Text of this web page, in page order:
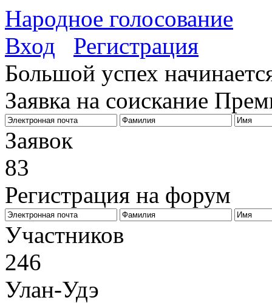
Народное голосование
Вход
Регистрация
Большой успех
Заявка на соискание
Заявок
83
Регистрация на форум
Участников
246
Улан-Удэ